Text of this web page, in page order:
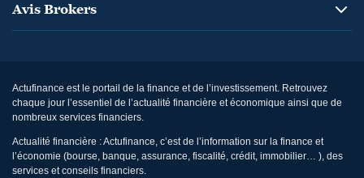
Avis Brokers
Actufinance est le portail de la finance et de l’investissement. Retrouvez
chaque jour l’essentiel de l’actualité financière et économique ainsi que de
nombreux services financiers.
Actualité financière : Actufinance, c’est de l’information sur la finance et
l’économie (bourse, banque, assurance, fiscalité, crédit, immobilier… ), des
services et conseils financiers.